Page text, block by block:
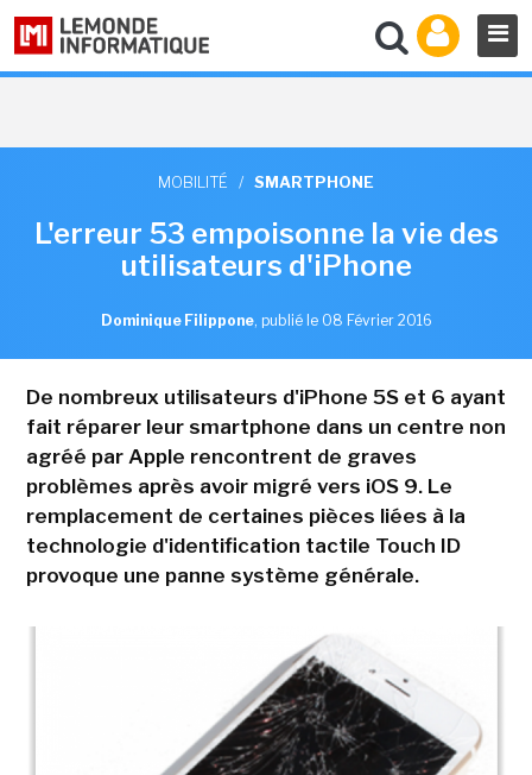
MOBILITÉ / SMARTPHONE
L'erreur 53 empoisonne la vie des
utilisateurs d'iPhone
Dominique Filippone, publié le 08 Février 2016
De nombreux utilisateurs d'iPhone 5S et 6 ayant
fait réparer leur smartphone dans un centre non
agréé par Apple rencontrent de graves
problèmes après avoir migré vers iOS 9. Le
remplacement de certaines pièces liées à la
technologie d'identification tactile Touch ID
provoque une panne système générale.